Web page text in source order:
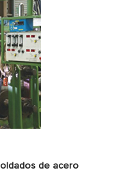
de acero